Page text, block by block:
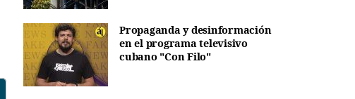
Propaganda y desinformación
en el programa televisivo
cubano "Con Filo"